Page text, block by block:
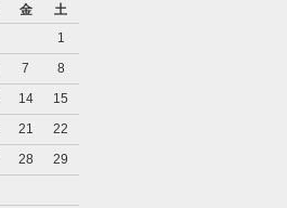
金
土
1
7
8
14
15
21
22
28
29